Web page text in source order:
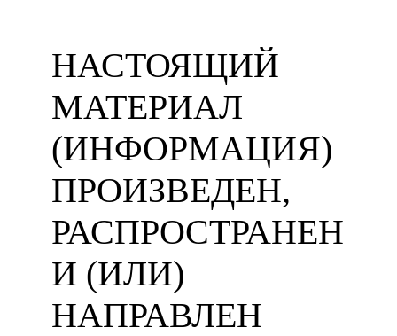
НАСТОЯЩИЙ
МАТЕРИАЛ
(ИНФОРМАЦИЯ)
ПРОИЗВЕДЕН,
РАСПРОСТРАНЕН
И (ИЛИ)
НАПРАВЛЕН